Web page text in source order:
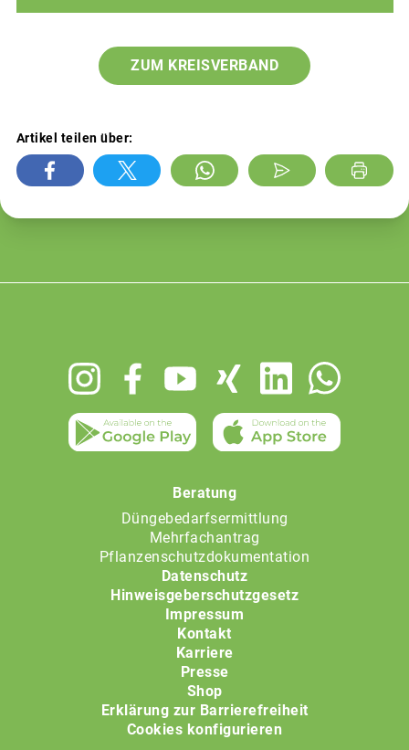
ZUM KREISVERBAND
Artikel teilen über:
Beratung
Düngebedarfsermittlung
Mehrfachantrag
Pflanzenschutzdokumentation
Datenschutz
Hinweisgeberschutzgesetz
Impressum
Kontakt
Karriere
Presse
Shop
Erklärung zur Barrierefreiheit
Cookies konfigurieren